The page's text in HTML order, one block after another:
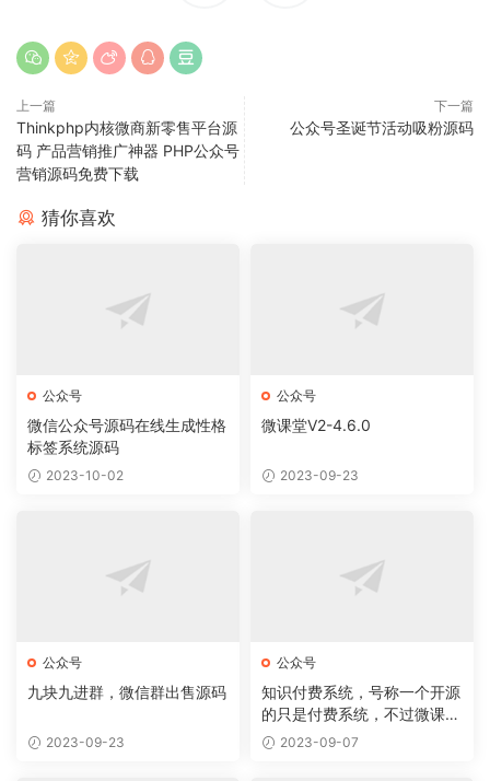
上一篇
Thinkphp内核微商新零售平台源
码 产品营销推广神器 PHP公众号
营销源码免费下载
下一篇
公众号圣诞节活动吸粉源码
猜你喜欢
公众号
微信公众号源码在线生成性格
标签系统源码
2023-10-02
公众号
微课堂V2-4.6.0
2023-09-23
公众号
九块九进群，微信群出售源码
2023-09-23
公众号
知识付费系统，号称一个开源
的只是付费系统，不过微课堂
还是比较不错的！
2023-09-07